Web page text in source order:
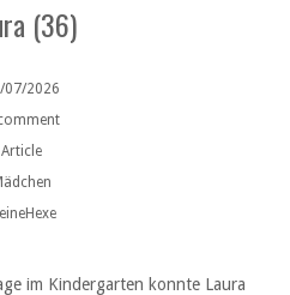
(36)
07/2026
Article
im Kindergarten konnte Laura